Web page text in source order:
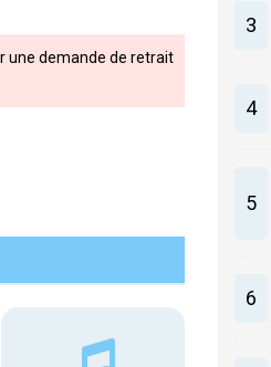
une demande de retrait
3
4
5
6